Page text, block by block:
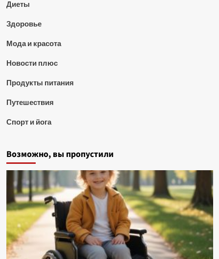
Диеты
Здоровье
Мода и красота
Новости плюс
Продукты питания
Путешествия
Спорт и йога
Возможно, вы пропустили